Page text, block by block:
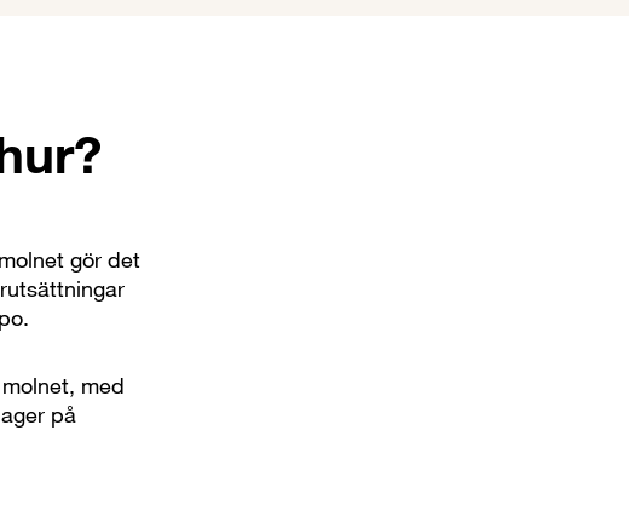
gör det
med
på